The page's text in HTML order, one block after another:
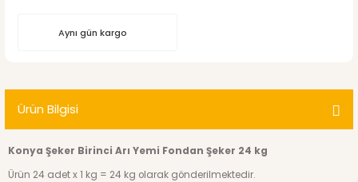
Aynı gün kargo
Ürün Bilgisi
Konya Şeker Birinci Arı Yemi Fondan Şeker 24 kg
Ürün 24 adet x 1 kg = 24 kg olarak gönderilmektedir.